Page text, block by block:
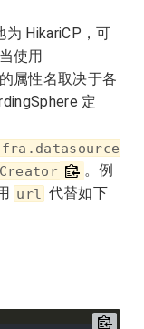
HikariCP，可
使用
属性名取决于各
定
。例
url
代替如下